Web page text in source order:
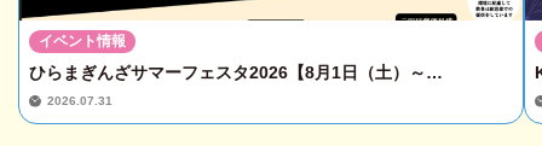
ひらまぎんざサマーフェスタ2026【8月1日（土）～…
2026.07.31
イベント情報